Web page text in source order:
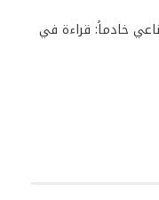
خادماً: قراءة في